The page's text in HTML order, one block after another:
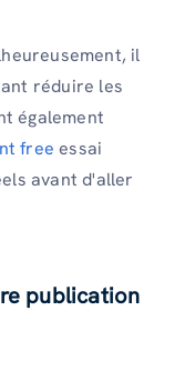
il
réduire les
également
free essai
avant d'aller
publication